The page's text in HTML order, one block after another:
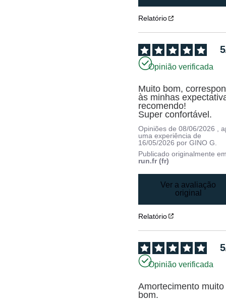
Relatório
5
Opinião verificada
Muito bom,
às minhas
recomendo!
Super confortável.
Opiniões de08/06/2026
,
uma experiência de
16/05/2026 porGINO G.
Publicado originalmente
run.fr (fr)
Ver a avaliação
original
Relatório
5
Opinião verificada
Amortecimento muito
bom.